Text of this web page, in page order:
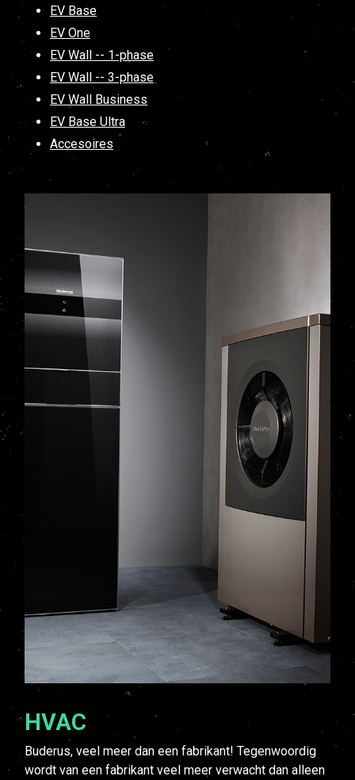
EV Base
EV One
EV Wall -- 1-phase
EV Wall -- 3-phase
EV Wall Business
EV Base Ultra
Accesoires
HVAC
Buderus, veel meer dan een fabrikant! Tegenwoordig
wordt van een fabrikant veel meer verwacht dan alleen